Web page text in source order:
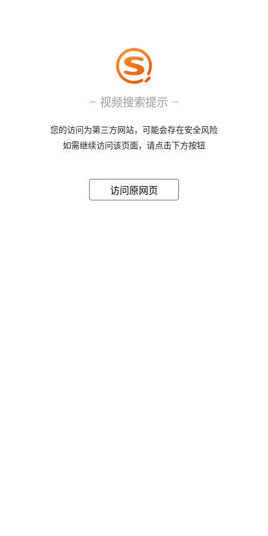
视频搜索提示
您的访问为第三方网站，可能会存在安全风险
如需继续访问该页面，请点击下方按钮
访问原网页